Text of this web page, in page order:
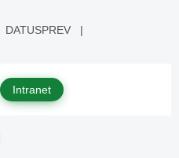
DATUSPREV |
Intranet